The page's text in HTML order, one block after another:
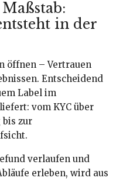
in der
öffnen – Vertrauen
Entscheidend
Label im
vom KYC über
zur
verlaufen und
erleben, wird aus